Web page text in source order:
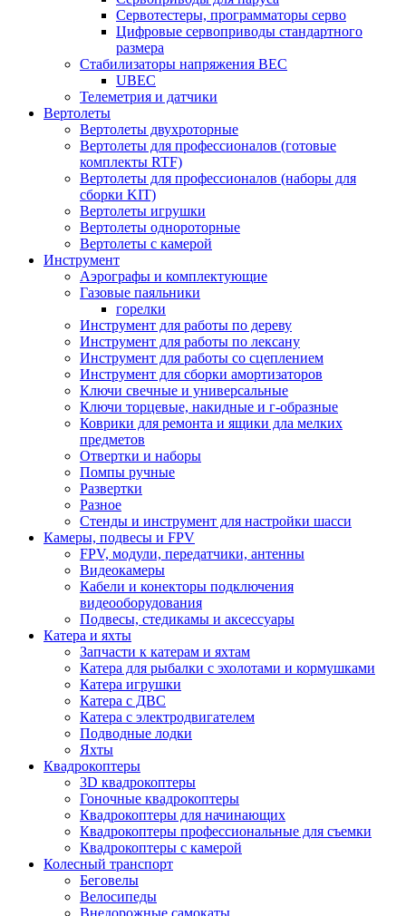
Сервотестеры, программаторы серво
Цифровые сервоприводы стандартного
размера
Стабилизаторы напряжения BEC
UBEC
Телеметрия и датчики
Вертолеты
Вертолеты двухроторные
Вертолеты для профессионалов (готовые
комплекты RTF)
Вертолеты для профессионалов (наборы для
сборки KIT)
Вертолеты игрушки
Вертолеты однороторные
Вертолеты с камерой
Инструмент
Аэрографы и комплектующие
Газовые паяльники
горелки
Инструмент для работы по дереву
Инструмент для работы по лексану
Инструмент для работы со сцеплением
Инструмент для сборки амортизаторов
Ключи свечные и универсальные
Ключи торцевые, накидные и г-образные
Коврики для ремонта и ящики дла мелких
предметов
Отвертки и наборы
Помпы ручные
Развертки
Разное
Стенды и инструмент для настройки шасси
Камеры, подвесы и FPV
FPV, модули, передатчики, антенны
Видеокамеры
Кабели и конекторы подключения
видеооборудования
Подвесы, стедикамы и аксессуары
Катера и яхты
Запчасти к катерам и яхтам
Катера для рыбалки с эхолотами и кормушками
Катера игрушки
Катера с ДВС
Катера с электродвигателем
Подводные лодки
Яхты
Квадрокоптеры
3D квадрокоптеры
Гоночные квадрокоптеры
Квадрокоптеры для начинающих
Квадрокоптеры профессиональные для съемки
Квадрокоптеры с камерой
Колесный транспорт
Беговелы
Велосипеды
Внедорожные самокаты